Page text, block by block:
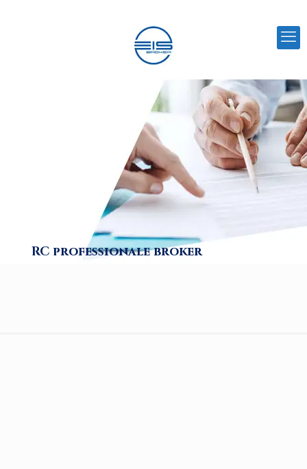
RC professionale broker